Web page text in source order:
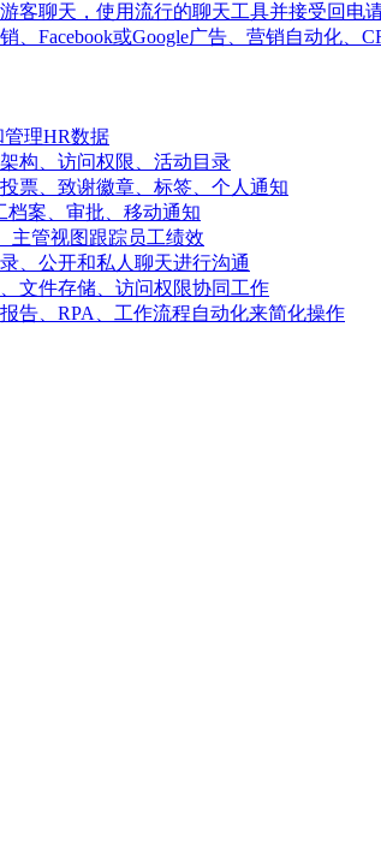
客聊天，使用流行的聊天工具并接受回电
、Facebook或Google广告、营销自动化、
理HR数据
构、访问权限、活动目录
票、致谢徽章、标签、个人通知
档案、审批、移动通知
主管视图跟踪员工绩效
、公开和私人聊天进行沟通
文件存储、访问权限协同工作
告、RPA、工作流程自动化来简化操作